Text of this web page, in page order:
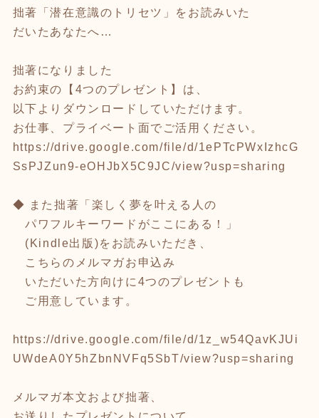
拙著「潜在意識のトリセツ」をお読みいた
だいたあなたへ…
拙著になりました
お約束の【4つのプレゼント】は、
以下よりダウンロードしていただけます。
お仕事、プライベート面でご活用ください。
https://drive.google.com/file/d/1ePTcPWxIzhcG
SsPJZun9-eOHJbX5C9JC/view?usp=sharing
◆ また拙著「楽しく夢を叶える人の
パワフルキーワードがここにある！」
(Kindle出版)をお読みいただき、
こちらのメルマガお申込み
いただいた方向けに4つのプレゼントも
ご用意しています。
https://drive.google.com/file/d/1z_w54QavKJUi
UWdeA0Y5hZbnNVFq5SbT/view?usp=sharing
メルマガ本文および拙著、